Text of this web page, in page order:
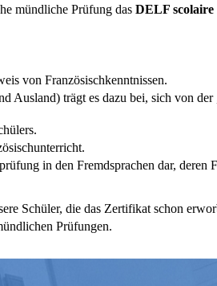
mündliche Prüfung dasDELF scolaire
von Französischkenntnissen.
trägt es dazu bei, sich von der
in den Fremdsprachen dar, deren
Schüler, die das Zertifikat schon
Prüfungen.